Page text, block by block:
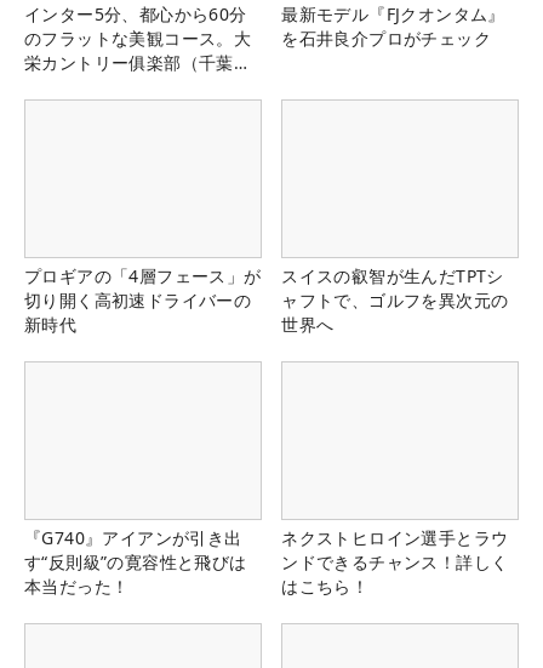
インター5分、都心から60分
のフラットな美観コース。大
栄カントリー俱楽部（千葉
最新モデル『FJクオンタム』
を石井良介プロがチェック
プロギアの「4層フェース」が
切り開く高初速ドライバーの
新時代
スイスの叡智が生んだTPTシ
ャフトで、ゴルフを異次元の
世界へ
『G740』アイアンが引き出
す“反則級”の寛容性と飛びは
本当だった！
ネクストヒロイン選手とラウ
ンドできるチャンス！詳しく
はこちら！